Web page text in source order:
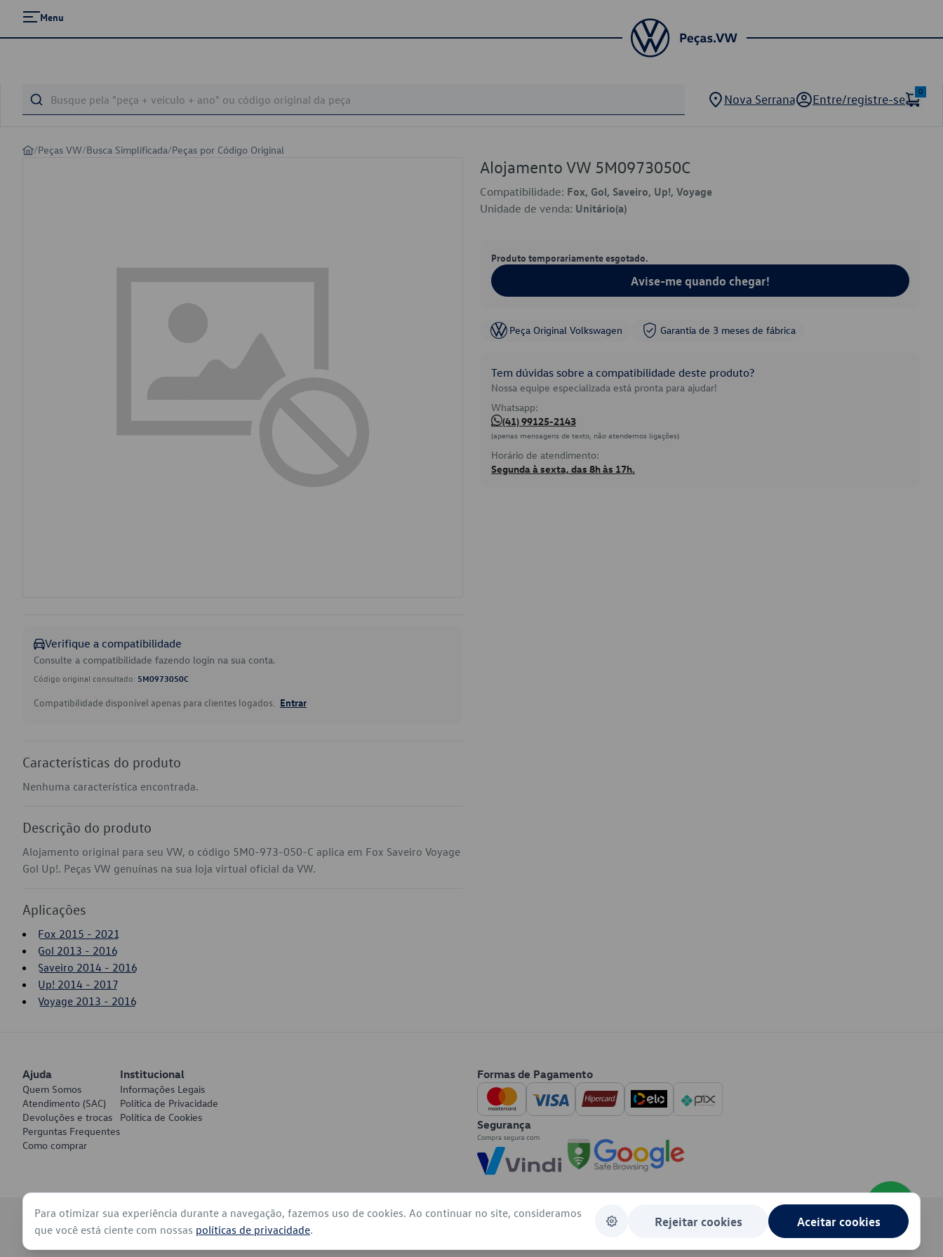
Menu
Nova Serrana Entre/registre-se
0
/Peças VW/Busca Simplificada/Peças por Código Original
Verifique a compatibilidade
Consulte a compatibilidade fazendo login na sua conta.
Código original consultado: 5M0973050C
Compatibilidade disponível apenas para clientes logados. Entrar
Características do produto
Nenhuma característica encontrada.
Descrição do produto
Alojamento original para seu VW, o código 5M0-973-050-C aplica em Fox Saveiro Voyage
Gol Up!. Peças VW genuínas na sua loja virtual oficial da VW.
Aplicações
Fox 2015 - 2021
Gol 2013 - 2016
Saveiro 2014 - 2016
Up! 2014 - 2017
Voyage 2013 - 2016
Alojamento VW 5M0973050C
Compatibilidade: Fox, Gol, Saveiro, Up!, Voyage
Unidade de venda: Unitário(a)
Produto temporariamente esgotado.
Avise-me quando chegar!
Peça Original Volkswagen Garantia de 3 meses de fábrica
Tem dúvidas sobre a compatibilidade deste produto?
Nossa equipe especializada está pronta para ajudar!
Whatsapp:
(41) 99125-2143
(apenas mensagens de texto, não atendemos ligações)
Horário de atendimento:
Segunda à sexta, das 8h às 17h.
Ajuda
Quem Somos
Atendimento (SAC)
Devoluções e trocas
Perguntas Frequentes
Como comprar
Institucional
Informações Legais
Política de Privacidade
Política de Cookies
Formas de Pagamento
Segurança
© 2026 - Volkswagen do Brasil - Todos os direitos reservados
Para otimizar sua experiência durante a navegação, fazemos uso de cookies. Ao continuar no site, consideramos
que você está ciente com nossas políticas de privacidade.
Rejeitar cookies Aceitar cookies